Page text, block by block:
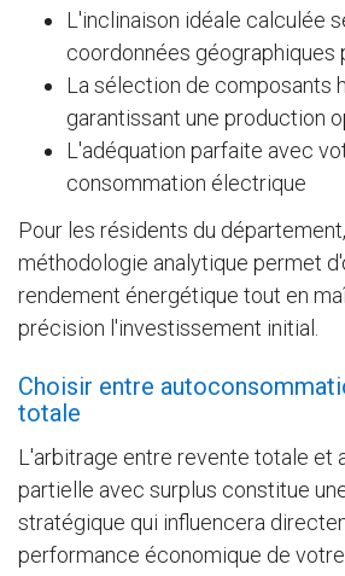
L'inclinaison idéale calculée
coordonnées géographiques
La sélection de composants
garantissant une production
L'adéquation parfaite avec
consommation électrique
Pour les résidents du
méthodologie analytique permet
rendement énergétique tout en
précision l'investissement initial.
Choisir entre
totale
L'arbitrage entre revente totale et
partielle avec surplus constitue
stratégique qui influencera
performance économique de